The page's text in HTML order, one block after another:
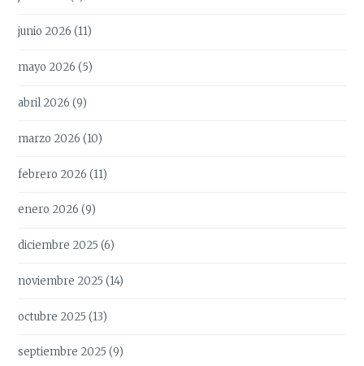
junio 2026 (11)
mayo 2026 (5)
abril 2026 (9)
marzo 2026 (10)
febrero 2026 (11)
enero 2026 (9)
diciembre 2025 (6)
noviembre 2025 (14)
octubre 2025 (13)
septiembre 2025 (9)